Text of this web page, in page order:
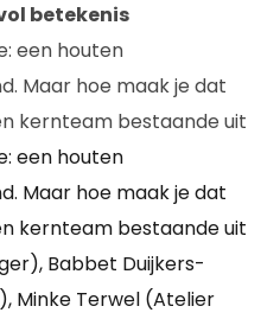
betekenis
een houten
Maar hoe maak je dat
kernteam bestaande uit
een houten
Maar hoe maak je dat
kernteam bestaande uit
Babbet Duijkers-
Minke Terwel (Atelier